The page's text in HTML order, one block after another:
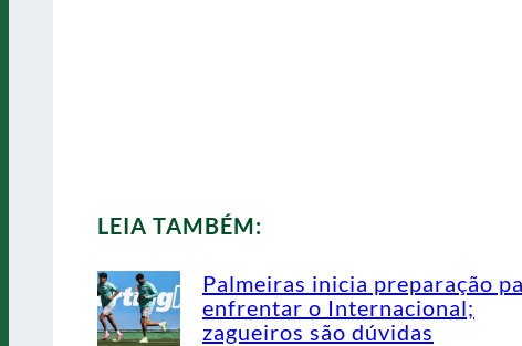
LEIA TAMBÉM:
Palmeiras inicia preparação
enfrentar o Internacional;
zagueiros são dúvidas